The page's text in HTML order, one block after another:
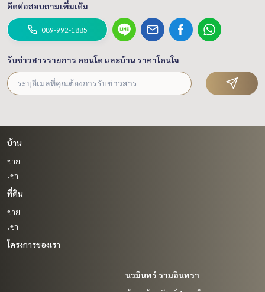
ติดต่อสอบถามเพิ่มเติม
089-992-1885
รับข่าวสารรายการ คอนโด และบ้าน ราคาโดนใจ
บ้าน
ขาย
เช่า
ที่ดิน
ขาย
เช่า
โครงการของเรา
นวมินทร์ รามอินทรา